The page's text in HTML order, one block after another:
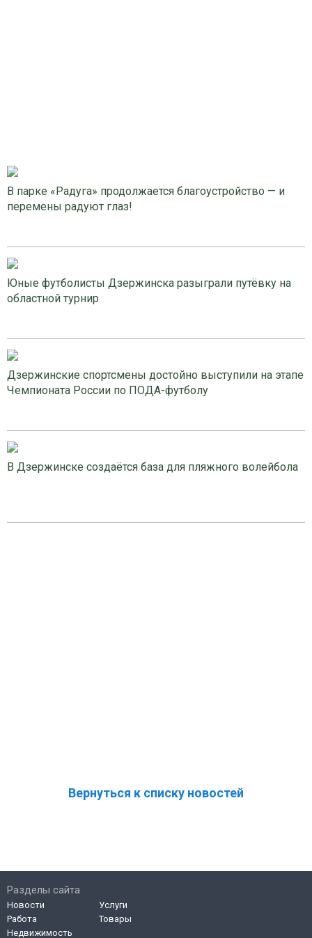
В парке «Радуга» продолжается благоустройство — и
перемены радуют глаз!
Юные футболисты Дзержинска разыграли путёвку на
областной турнир
Дзержинские спортсмены достойно выступили на этапе
Чемпионата России по ПОДА-футболу
В Дзержинске создаётся база для пляжного волейбола
Вернуться к списку новостей
Разделы сайта
Новости
Работа
Недвижимость
Услуги
Товары